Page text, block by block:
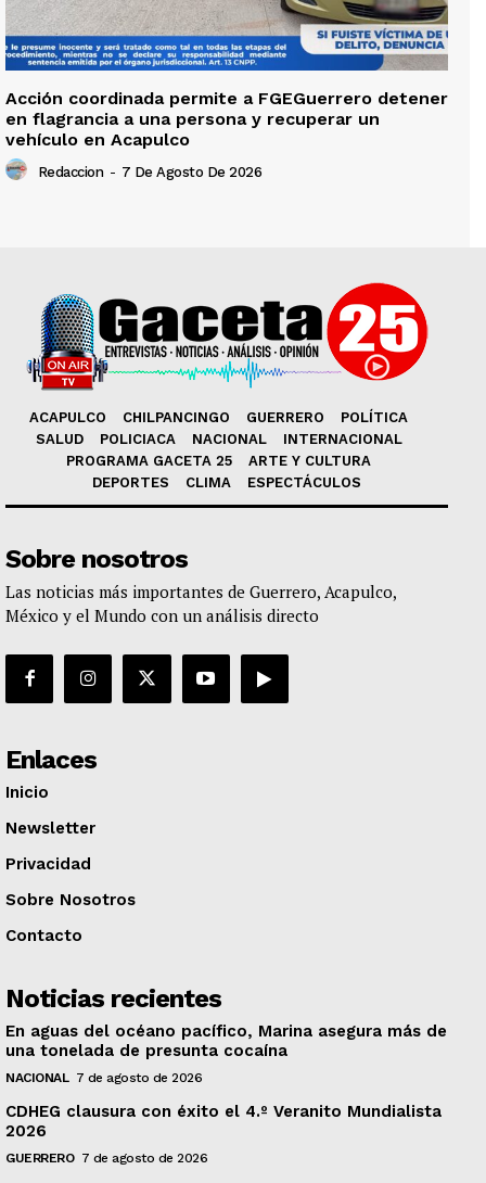
Acción coordinada permite a FGEGuerrero detener
en flagrancia a una persona y recuperar un
vehículo en Acapulco
Redaccion - 7 De Agosto De 2026
ACAPULCO CHILPANCINGO GUERRERO
POLÍTICA
SALUD
POLICIACA NACIONAL
INTERNACIONAL
PROGRAMA GACETA 25
ARTE Y CULTURA
DEPORTES
CLIMA ESPECTÁCULOS
Sobre nosotros
Las noticias más importantes de Guerrero, Acapulco,
México y el Mundo con un análisis directo
Enlaces
Inicio
Newsletter
Privacidad
Sobre Nosotros
Contacto
Noticias recientes
En aguas del océano pacífico, Marina asegura más de
una tonelada de presunta cocaína
NACIONAL 7 de agosto de 2026
CDHEG clausura con éxito el 4.º Veranito Mundialista
2026
GUERRERO 7 de agosto de 2026